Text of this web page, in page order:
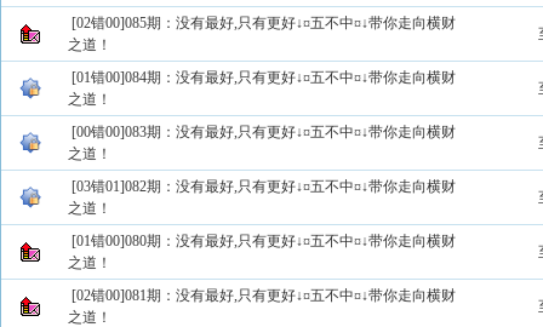
[02错00]085期：没有最好,只有更好↓¤五不中¤↓带你走向横财
之道！
[01错00]084期：没有最好,只有更好↓¤五不中¤↓带你走向横财
之道！
[00错00]083期：没有最好,只有更好↓¤五不中¤↓带你走向横财
之道！
[03错01]082期：没有最好,只有更好↓¤五不中¤↓带你走向横财
之道！
[01错00]080期：没有最好,只有更好↓¤五不中¤↓带你走向横财
之道！
[02错00]081期：没有最好,只有更好↓¤五不中¤↓带你走向横财
之道！